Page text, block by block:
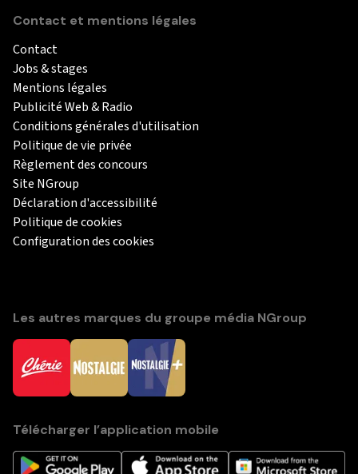
Contact et mentions légales
Contact
Jobs & stages
Mentions légales
Publicité Web & Radio
Conditions générales d'utilisation
Politique de vie privée
Règlement des concours
Site NGroup
Déclaration d'accessibilité
Politique de cookies
Configuration des cookies
Les autres marques du groupe média NGroup
Télécharger l’application mobile